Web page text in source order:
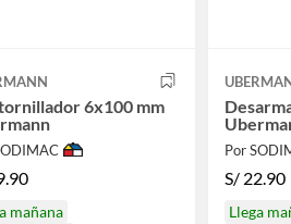
6x100 mm
mañana
Por
S/ 22.90
Llega